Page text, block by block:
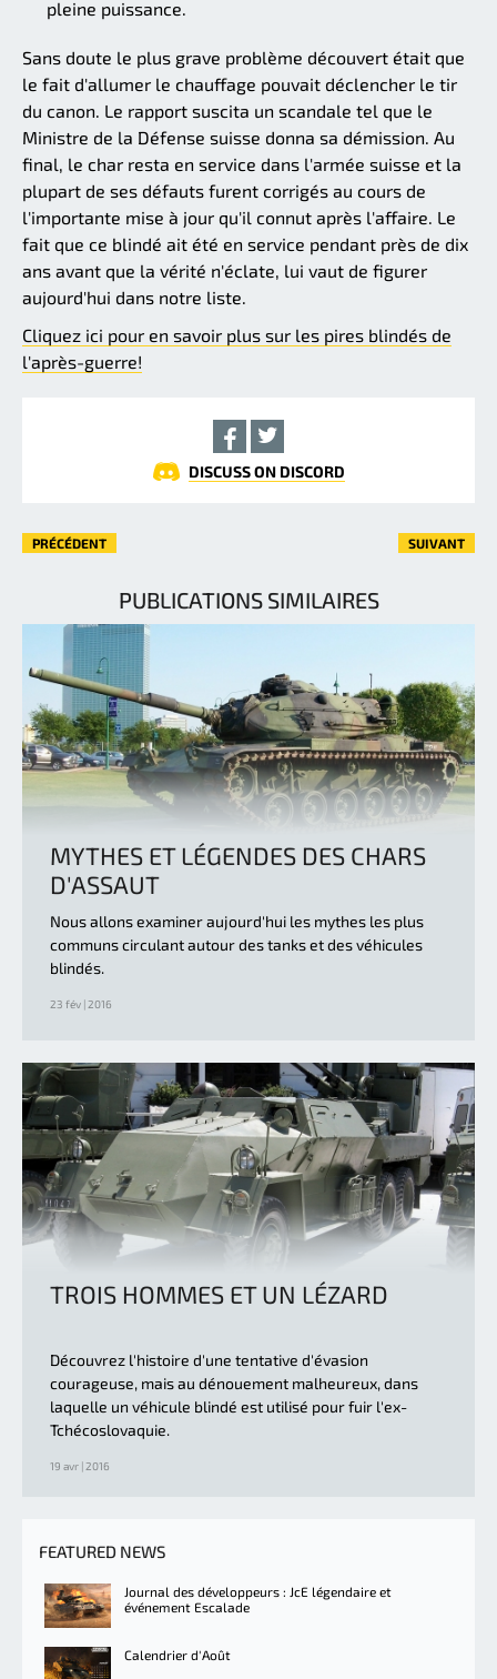
pleine puissance.
Sans doute le plus grave problème découvert était que
le fait d'allumer le chauffage pouvait déclencher le tir
du canon. Le rapport suscita un scandale tel que le
Ministre de la Défense suisse donna sa démission. Au
final, le char resta en service dans l'armée suisse et la
plupart de ses défauts furent corrigés au cours de
l'importante mise à jour qu'il connut après l'affaire. Le
fait que ce blindé ait été en service pendant près de dix
ans avant que la vérité n'éclate, lui vaut de figurer
aujourd'hui dans notre liste.
Cliquez ici pour en savoir plus sur les pires blindés de
l'après-guerre!
DISCUSS ON DISCORD
PRÉCÉDENT SUIVANT
PUBLICATIONS SIMILAIRES
MYTHES ET LÉGENDES DES CHARS
D'ASSAUT
Nous allons examiner aujourd'hui les mythes les plus
communs circulant autour des tanks et des véhicules
blindés.
23 fév | 2016
TROIS HOMMES ET UN LÉZARD
Découvrez l'histoire d'une tentative d'évasion
courageuse, mais au dénouement malheureux, dans
laquelle un véhicule blindé est utilisé pour fuir l'ex-
Tchécoslovaquie.
19 avr | 2016
FEATURED NEWS
Journal des développeurs : JcE légendaire et
événement Escalade
Calendrier d'Août